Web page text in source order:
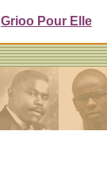
Grioo Pour Elle